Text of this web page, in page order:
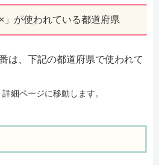
」が使われている都道府県
は、下記の都道府県で使われて
細ページに移動します。